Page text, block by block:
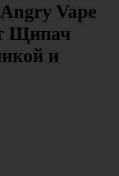
Vape
Щипач
и